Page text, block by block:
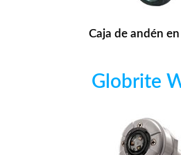
Caja de andén
Globrite